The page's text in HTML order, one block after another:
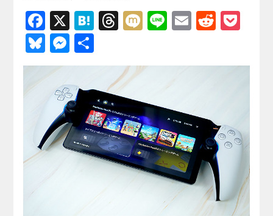
F
a
c
e
b
o
o
k
X
H
e
a
T
e
a
d
s
M
Li
e
E
ail
R
d
ck
Bl
u
sk
y
M
e
ss
e
n
g
er
有